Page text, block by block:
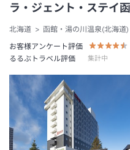
ラ・ジェント・ステイ
北海道
函館・湯の川温泉(北海道)
お客様アンケート評価
るるぶトラベル評価
集計中